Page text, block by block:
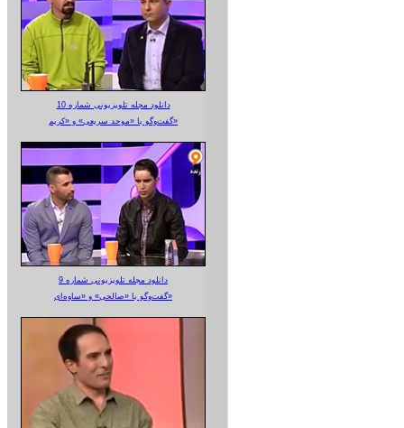
دانلود مجله تلویزیونی شماره 10
گفت‌وگو با «موحد سریعی» و «کریم»
دانلود مجله تلویزیونی شماره 9
گفت‌وگو با «صالحی» و «ساوه‌ای»